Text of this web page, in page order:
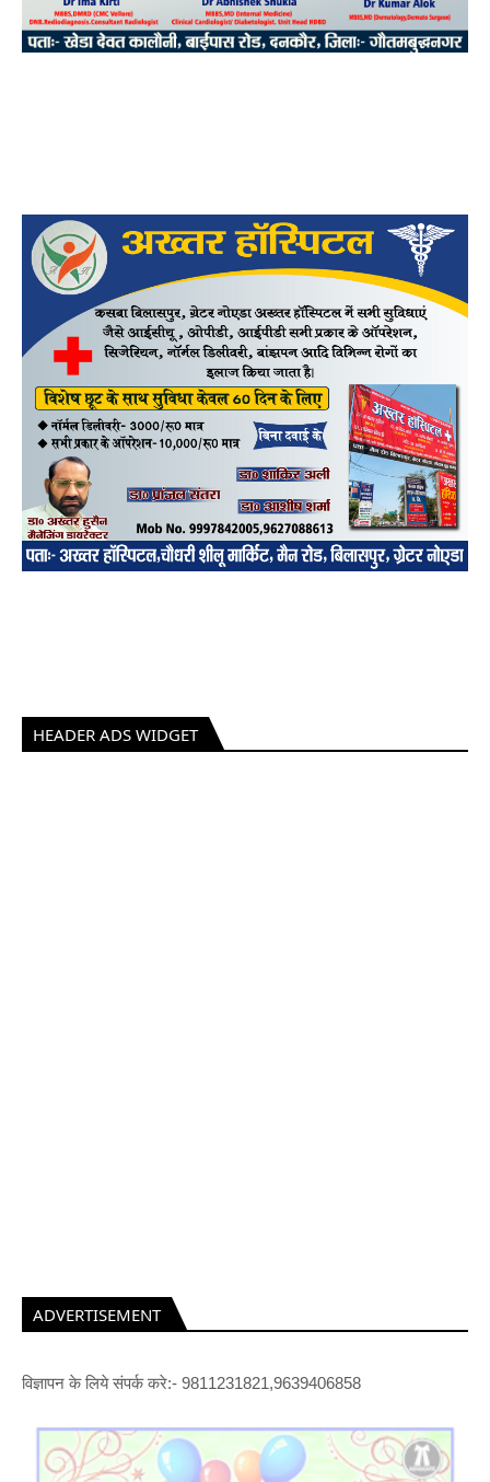
HEADER ADS WIDGET
ADVERTISEMENT
विज्ञापन के लिये संपर्क करे:- 9811231821,9639406858